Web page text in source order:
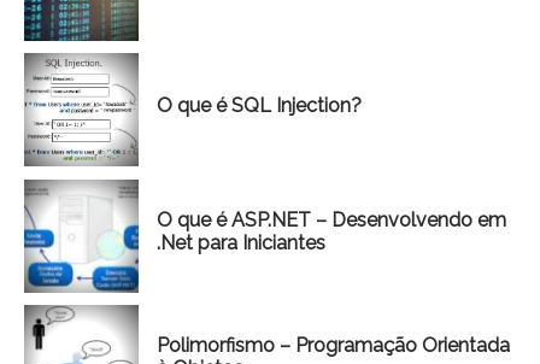
O que é SQL Injection?
O que é ASP.NET – Desenvolvendo em
.Net para Iniciantes
Polimorfismo – Programação Orientada